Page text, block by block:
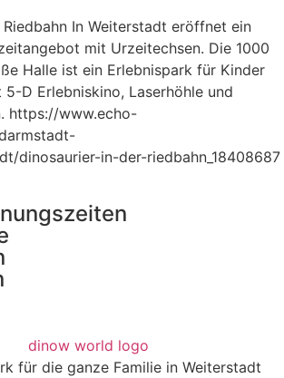
In Weiterstadt eröffnet ein
mit Urzeitechsen. Die 1000
Halle ist ein Erlebnispark für Kinder
5-D Erlebniskino, Laserhöhle und
https://www.echo-
dinosaurier-in-der-riedbahn_18408687
für die ganze Familie in Weiterstadt